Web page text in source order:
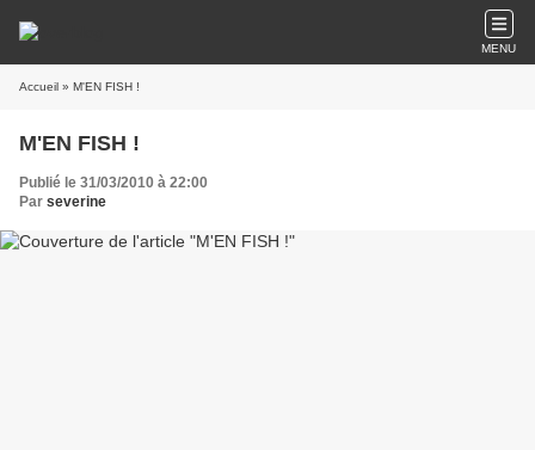
MENU
Accueil » M'EN FISH !
M'EN FISH !
Publié le 31/03/2010 à 22:00
Par severine